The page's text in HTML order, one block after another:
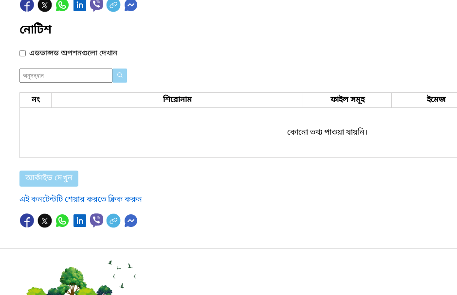
নোটিশ
এডভান্সড অপশনগুলো দেখান
নং শিরোনাম ফাইল সমূহ ইমেজ
কোনো তথ্য পাওয়া যায়নি।
আর্কাইভ দেখুন
এই কনটেন্টটি শেয়ার করতে ক্লিক করুন